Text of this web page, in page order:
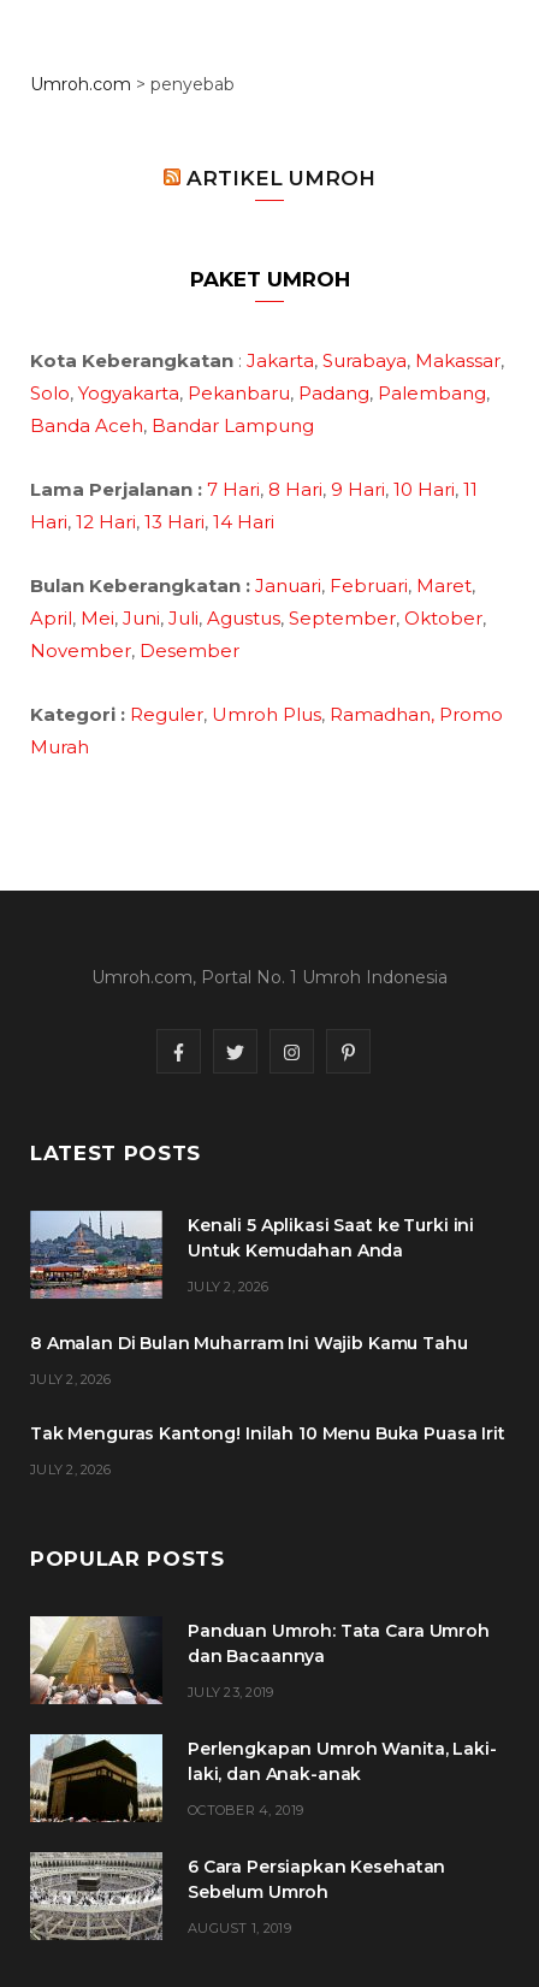
Umroh.com > penyebab
ARTIKEL UMROH
PAKET UMROH
Kota Keberangkatan : Jakarta, Surabaya, Makassar,
Solo, Yogyakarta, Pekanbaru, Padang, Palembang,
Banda Aceh, Bandar Lampung
Lama Perjalanan : 7 Hari, 8 Hari, 9 Hari, 10 Hari, 11
Hari, 12 Hari, 13 Hari, 14 Hari
Bulan Keberangkatan : Januari, Februari, Maret,
April, Mei, Juni, Juli, Agustus, September, Oktober,
November, Desember
Kategori : Reguler, Umroh Plus, Ramadhan, Promo
Murah
Umroh.com, Portal No. 1 Umroh Indonesia
F
c
b
T
t
I
a
P
e
LATEST POSTS
Kenali 5 Aplikasi Saat ke Turki ini
Untuk Kemudahan Anda
JULY 2, 2026
8 Amalan Di Bulan Muharram Ini Wajib Kamu Tahu
JULY 2, 2026
Tak Menguras Kantong! Inilah 10 Menu Buka Puasa Irit
JULY 2, 2026
POPULAR POSTS
Panduan Umroh: Tata Cara Umroh
dan Bacaannya
JULY 23, 2019
Perlengkapan Umroh Wanita, Laki-
laki, dan Anak-anak
OCTOBER 4, 2019
6 Cara Persiapkan Kesehatan
Sebelum Umroh
AUGUST 1, 2019